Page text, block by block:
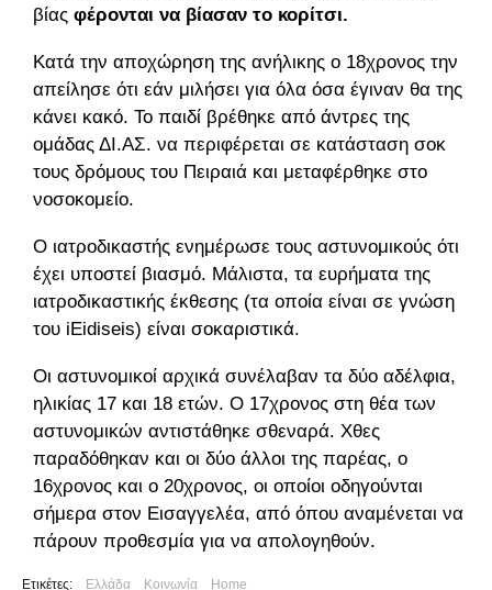
βίας φέρονται να βίασαν το κορίτσι.
Κατά την αποχώρηση της ανήλικης ο 18χρονος την
απείλησε ότι εάν μιλήσει για όλα όσα έγιναν θα της
κάνει κακό. Το παιδί βρέθηκε από άντρες της
ομάδας ΔΙ.ΑΣ. να περιφέρεται σε κατάσταση σοκ
τους δρόμους του Πειραιά και μεταφέρθηκε στο
νοσοκομείο.
Ο ιατροδικαστής ενημέρωσε τους αστυνομικούς ότι
έχει υποστεί βιασμό. Μάλιστα, τα ευρήματα της
ιατροδικαστικής έκθεσης (τα οποία είναι σε γνώση
του iΕidiseis) είναι σοκαριστικά.
Οι αστυνομικοί αρχικά συνέλαβαν τα δύο αδέλφια,
ηλικίας 17 και 18 ετών. Ο 17χρονος στη θέα των
αστυνομικών αντιστάθηκε σθεναρά. Χθες
παραδόθηκαν και οι δύο άλλοι της παρέας, ο
16χρονος και ο 20χρονος, οι οποίοι οδηγούνται
σήμερα στον Εισαγγελέα, από όπου αναμένεται να
πάρουν προθεσμία για να απολογηθούν.
Ετικέτες: Ελλάδα Κοινωνία Home